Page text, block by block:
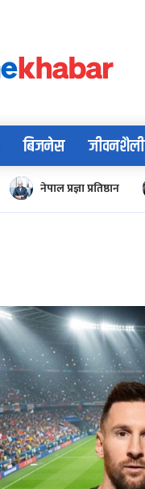
बिजनेस जीवनशैली
नेपाल प्रज्ञा प्रतिष्ठान